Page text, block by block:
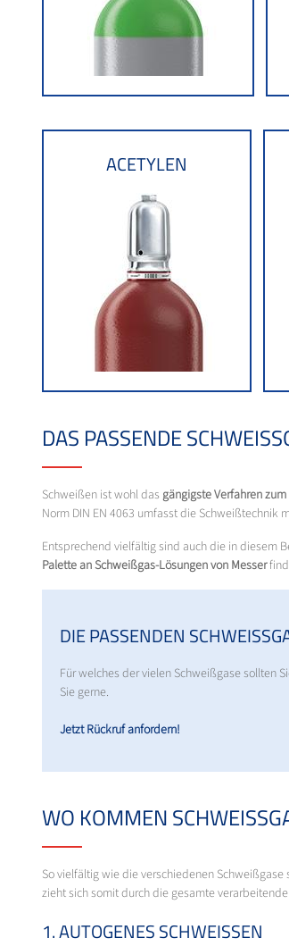
ACETYLEN
DAS PASSENDE
Schweißen ist wohl das gängigste Verfahren
Norm DIN EN 4063 umfasst die Schweißtechnik
Entsprechend vielfältig sind auch die in diesem
Palette an Schweißgas-Lösungen von Messer
DIE PASSENDEN
Für welches der vielen Schweißgase sollten
Sie gerne.
Jetzt Rückruf anfordern!
WO KOMMEN
So vielfältig wie die verschiedenen
zieht sich somit durch die gesamte
1. AUTOGENES SCHWEISSEN